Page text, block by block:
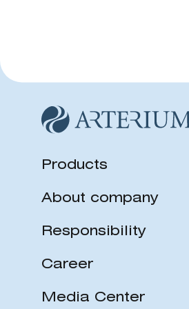
Products
About company
Responsibility
Career
Media Center